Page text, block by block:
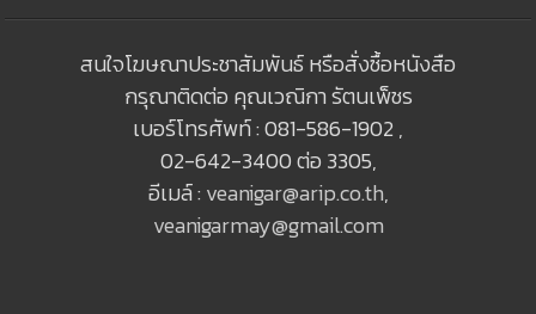
สนใจโฆษณาประชาสัมพันธ์ หรือสั่งซื้อหนังสือ
กรุณาติดต่อ คุณเวณิกา รัตนเพ็ชร
เบอร์โทรศัพท์ : 081-586-1902 ,
02-642-3400 ต่อ 3305,
อีเมล์ : veanigar@arip.co.th,
veanigarmay@gmail.com